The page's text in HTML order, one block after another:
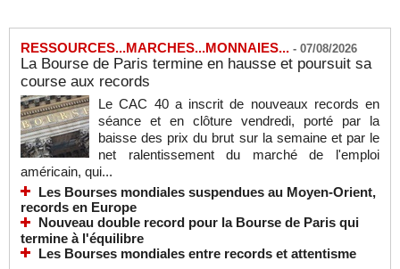
RESSOURCES...MARCHES...MONNAIES... - 07/08/2026
La Bourse de Paris termine en hausse et poursuit sa
course aux records
Le CAC 40 a inscrit de nouveaux records en
séance et en clôture vendredi, porté par la
baisse des prix du brut sur la semaine et par le
net ralentissement du marché de l'emploi
américain, qui...
Les Bourses mondiales suspendues au Moyen-Orient,
records en Europe
Nouveau double record pour la Bourse de Paris qui
termine à l'équilibre
Les Bourses mondiales entre records et attentisme